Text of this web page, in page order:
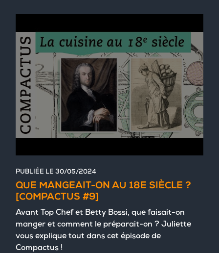
PUBLIÉE LE 30/05/2024
QUE MANGEAIT-ON AU 18E SIÈCLE ?
[COMPACTUS #9]
Avant Top Chef et Betty Bossi, que faisait-on
manger et comment le préparait-on ? Juliette
vous explique tout dans cet épisode de
Compactus !